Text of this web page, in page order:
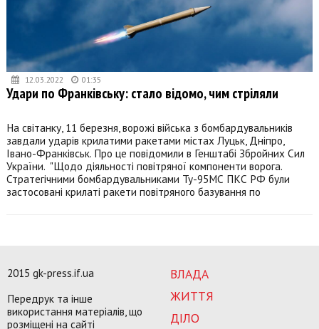
12.03.2022 01:35
Удари по Франківську: стало відомо, чим стріляли
На світанку, 11 березня, ворожі війська з бомбардувальників
завдали ударів крилатими ракетами містах Луцьк, Дніпро,
Івано-Франківськ. Про це повідомили в Генштабі Збройних Сил
України. "Щодо діяльності повітряної компоненти ворога.
Стратегічними бомбардувальниками Ту-95МС ПКС РФ були
застосовані крилаті ракети повітряного базування по
ВЛАДА
ЖИТТЯ
ДІЛО
2015 gk-press.if.ua
Передрук та інше
використання матеріалів, що
розміщені на сайті